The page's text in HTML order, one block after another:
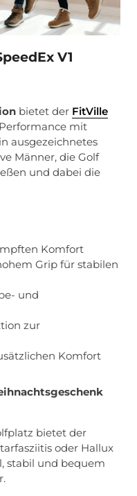
V1
bietet der FitVille
mit
ausgezeichnetes
Männer, die Golf
und dabei die
Komfort
Grip für stabilen
und
zur
Komfort
bietet der
oder Hallux
stabil und bequem